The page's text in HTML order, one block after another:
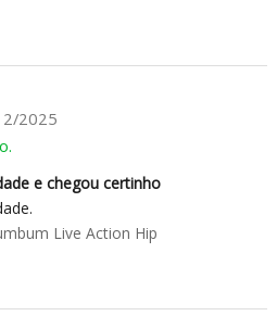
2025
e chegou certinho
Live Action Hip